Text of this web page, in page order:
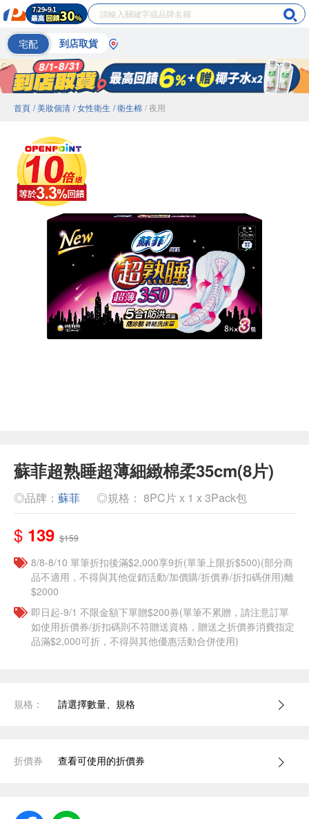
宅配 到店取貨
首頁 / 美妝個清 / 女性衛生 / 衛生棉 / 夜用
蘇菲超熟睡超薄細緻棉柔35cm(8片)
◎品牌： 蘇菲 ◎規格： 8PC片 x 1 x 3Pack包
$ 139 $159
8/8-8/10 單筆折扣後滿$2,000享9折(單筆上限折$500)(部分商
品不適用，不得與其他促銷活動/加價購/折價券/折扣碼併用)離
$2000
即日起-9/1 不限金額下單贈$200券(單筆不累贈，請注意訂單
如使用折價券/折扣碼則不符贈送資格，贈送之折價券消費指定
品滿$2,000可折，不得與其他優惠活動合併使用)
規格： 請選擇數量、規格
折價券 查看可使用的折價券